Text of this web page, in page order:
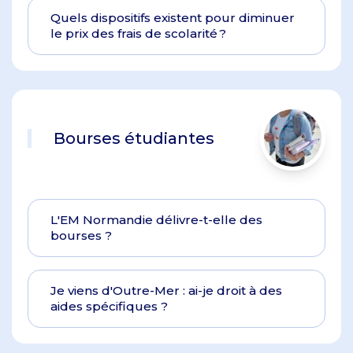
Quels dispositifs existent pour diminuer
le prix des frais de scolarité ?
Bourses étudiantes
L'EM Normandie délivre-t-elle des
bourses ?
Je viens d'Outre-Mer : ai-je droit à des
aides spécifiques ?